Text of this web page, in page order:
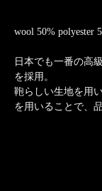
wool 50% polyester
日本でも一番の高
を採用。
鞄らしい生地を用
を用いることで、